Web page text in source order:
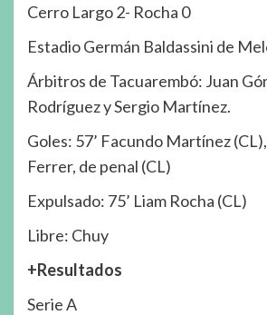
Cerro Largo 2- Rocha 0
Estadio Germán Baldassini de
Árbitros de Tacuarembó: Juan
Rodríguez y Sergio Martínez.
Goles: 57’ Facundo Martínez
Ferrer, de penal (CL)
Expulsado: 75’ Liam Rocha (CL)
Libre: Chuy
+Resultados
Serie A